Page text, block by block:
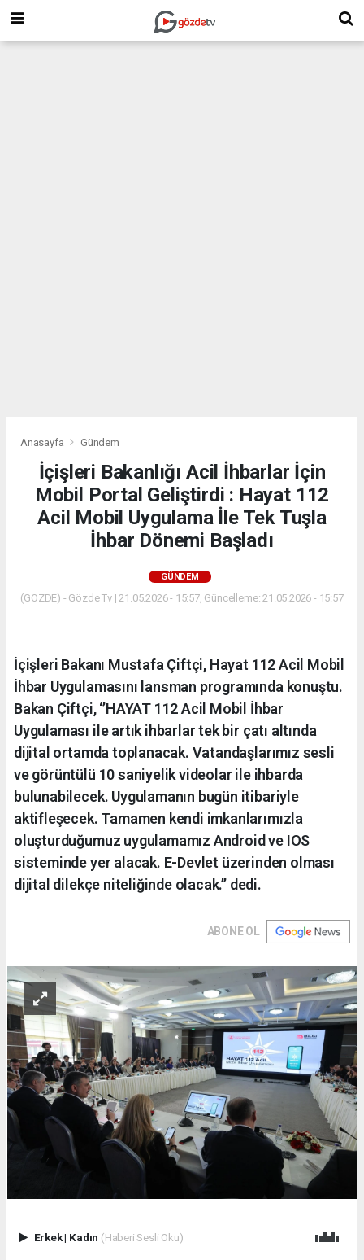
Anasayfa Gündem
İçişleri Bakanlığı Acil İhbarlar İçin
Mobil Portal Geliştirdi : Hayat 112
Acil Mobil Uygulama İle Tek Tuşla
İhbar Dönemi Başladı
GÜNDEM
(GÖZDE) - Gözde Tv | 21.05.2026 - 15:57, Güncelleme: 21.05.2026 - 15:57
İçişleri Bakanı Mustafa Çiftçi, Hayat 112 Acil Mobil
İhbar Uygulamasını lansman programında konuştu.
Bakan Çiftçi, ‘’HAYAT 112 Acil Mobil İhbar
Uygulaması ile artık ihbarlar tek bir çatı altında
dijital ortamda toplanacak. Vatandaşlarımız sesli
ve görüntülü 10 saniyelik videolar ile ihbarda
bulunabilecek. Uygulamanın bugün itibariyle
aktifleşecek. Tamamen kendi imkanlarımızla
oluşturduğumuz uygulamamız Android ve IOS
sisteminde yer alacak. E-Devlet üzerinden olması
dijital dilekçe niteliğinde olacak.’’ dedi.
ABONE OL
Erkek| Kadın (Haberi Sesli Oku)